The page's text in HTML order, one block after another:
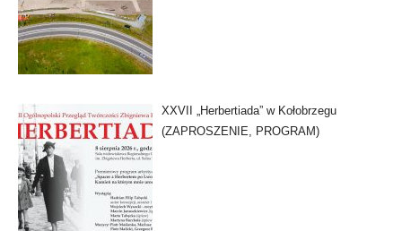
XXVII „Herbertiada” w Kołobrzegu
(ZAPROSZENIE, PROGRAM)